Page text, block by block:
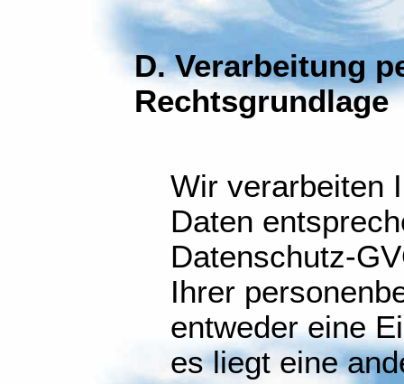
D. Verarbeitung
Rechtsgrundlage
Wir verarbeiten
Daten
Datenschutz-
Ihrer
entweder eine
es liegt eine